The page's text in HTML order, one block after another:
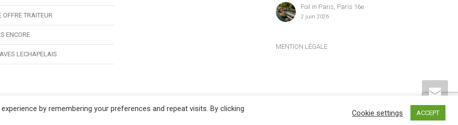
OFFRE TRAITEUR
ENCORE
LECHAPELAIS
Foil in Paris, Paris 16e
2 juin 2026
MENTION LÉGALE
Le Site des Péniches, privatisation, location et réservation des péniches parisiennes
by remembering your preferences and repeat visits. By clicking
Cookie settings ACCEPT